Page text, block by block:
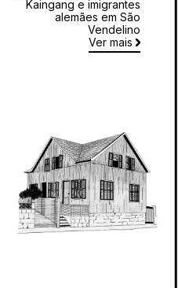
Kaingang e imigrantes
alemães em São
Vendelino
Ver mais